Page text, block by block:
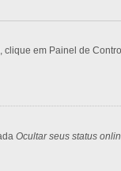
em Painel de
Ocultar seus status